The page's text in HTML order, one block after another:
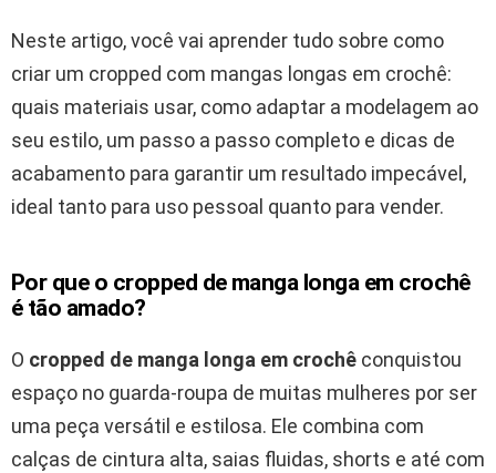
Neste artigo, você vai aprender tudo sobre como
criar um cropped com mangas longas em crochê:
quais materiais usar, como adaptar a modelagem ao
seu estilo, um passo a passo completo e dicas de
acabamento para garantir um resultado impecável,
ideal tanto para uso pessoal quanto para vender.
Por que o cropped de manga longa em crochê
é tão amado?
O cropped de manga longa em crochê conquistou
espaço no guarda-roupa de muitas mulheres por ser
uma peça versátil e estilosa. Ele combina com
calças de cintura alta, saias fluidas, shorts e até com